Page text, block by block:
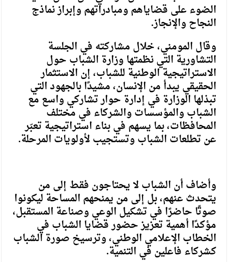
الضوء على قضاياهم ومبادراتهم وإبراز نماذج
النجاح والإنجاز.
وقال المومني، خلال مشاركته في الجلسة
التشاورية التي نظمتها وزارة الشباب حول
الاستراتيجية الوطنية للشباب، إن الاستثمار
الحقيقي يبدأ من الإنسان، مشيدًا بالجهود التي
تبذلها الوزارة في إدارة حوار تشاركي واسع مع
الشباب والمؤسسات والشركاء في مختلف
المحافظات، بما يسهم في بناء استراتيجية تعبّر
عن تطلعات الشباب وتستجيب لأولويات المرحلة.
وأضاف أن الشباب لا يحتاجون فقط إلى من
يتحدث عنهم، بل إلى من يمنحهم المساحة ليكونوا
صوتًا حاضرًا في تشكيل الوعي وصناعة المستقبل،
مؤكدًا أهمية تعزيز حضور قضايا الشباب في
الخطاب الإعلامي الوطني، وترسيخ صورة الشباب
كشركاء فاعلين في التنمية.